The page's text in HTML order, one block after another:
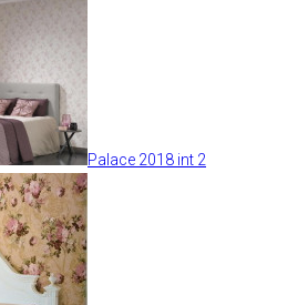
Palace 2018 int 2